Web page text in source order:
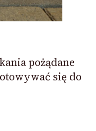
pożądane
się do